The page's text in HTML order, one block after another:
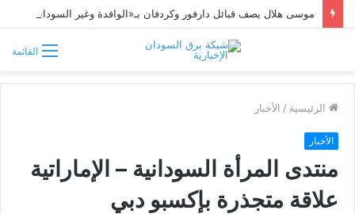
القائمة
الرئيسية / الأخبار
الأخبار
منتدى المرأة السودانية – الإماراتية
علاقة متجذرة بإكسبو دبي